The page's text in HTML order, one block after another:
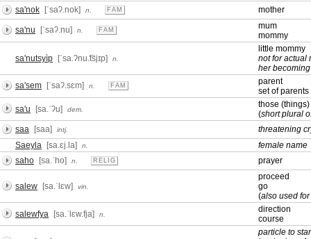
sa'nok
[ˈsaʔ.nok] n. FAM mother
sa'nu [ˈsaʔ.nu] n. FAM
mum
mommy
sa'nutsyìp [ˈsa.ʔnu.͡tsjɪp] n.
little mommy
not for actual
her
sa'sem
[ˈsaʔ.sɛm] n. FAM
parent
set of parents
sa'u
[sa.ˈʔu] dem.
those (things)
(short plural
saa
[saa] intj.
threatening
Saeyla
[sa.ɛj.la] n.
female name
saho
[sa.ˈho] n. RELIG prayer
salew [sa.ˈlɛw] vin.
proceed
go
(also used
salewfya
[sa.ˈlɛw.fja] n.
direction
course
particle to